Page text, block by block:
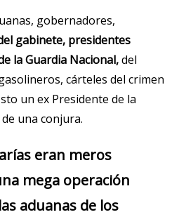
gobernadores,
gabinete, presidentes
la Guardia Nacional,del
cárteles del crimen
un ex Presidente de la
una conjura.
eran meros
mega operación
aduanas de los